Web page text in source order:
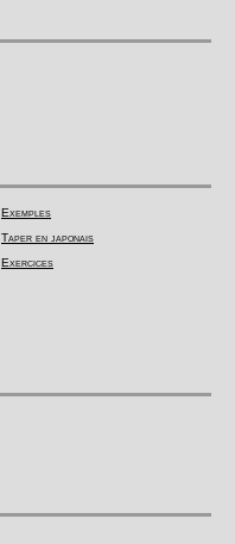
Exemples
Taper en japonais
Exercices